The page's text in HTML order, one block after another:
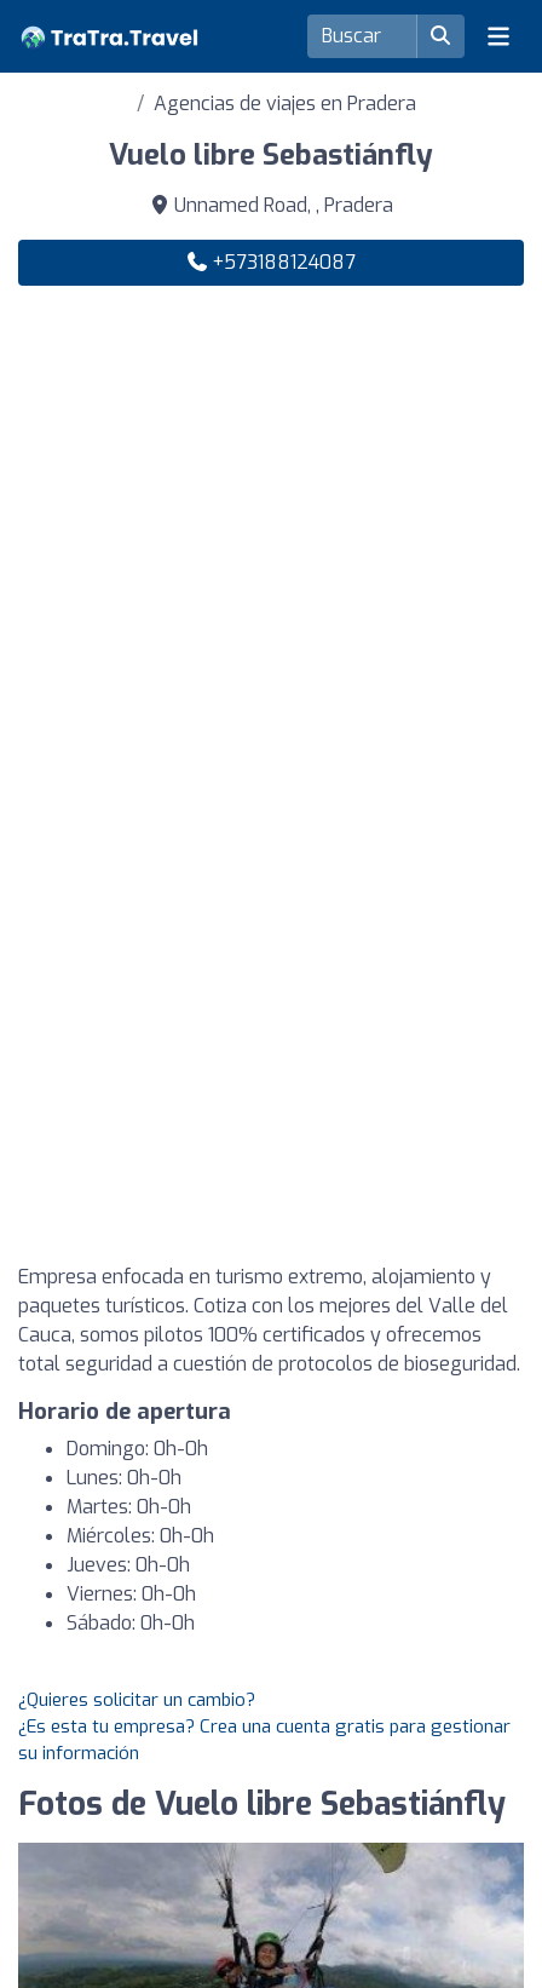
Agencias de viajes en Pradera
Vuelo libre Sebastiánfly
Unnamed Road, , Pradera
+573188124087
Empresa enfocada en turismo extremo, alojamiento y
paquetes turísticos. Cotiza con los mejores del Valle del
Cauca, somos pilotos 100% certificados y ofrecemos
total seguridad a cuestión de protocolos de bioseguridad.
Horario de apertura
Domingo: 0h-0h
Lunes: 0h-0h
Martes: 0h-0h
Miércoles: 0h-0h
Jueves: 0h-0h
Viernes: 0h-0h
Sábado: 0h-0h
¿Quieres solicitar un cambio?
¿Es esta tu empresa? Crea una cuenta gratis para gestionar
su información
Fotos de Vuelo libre Sebastiánfly